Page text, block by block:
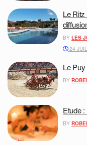
Le
BY LES
24
Le Puy
BY
Etude
BY